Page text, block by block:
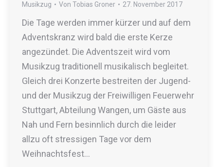
Musikzug Von Tobias Groner 27. November 2017
Die Tage werden immer kürzer und auf dem
Adventskranz wird bald die erste Kerze
angezündet. Die Adventszeit wird vom
Musikzug traditionell musikalisch begleitet.
Gleich drei Konzerte bestreiten der Jugend-
und der Musikzug der Freiwilligen Feuerwehr
Stuttgart, Abteilung Wangen, um Gäste aus
Nah und Fern besinnlich durch die leider
allzu oft stressigen Tage vor dem
Weihnachtsfest…